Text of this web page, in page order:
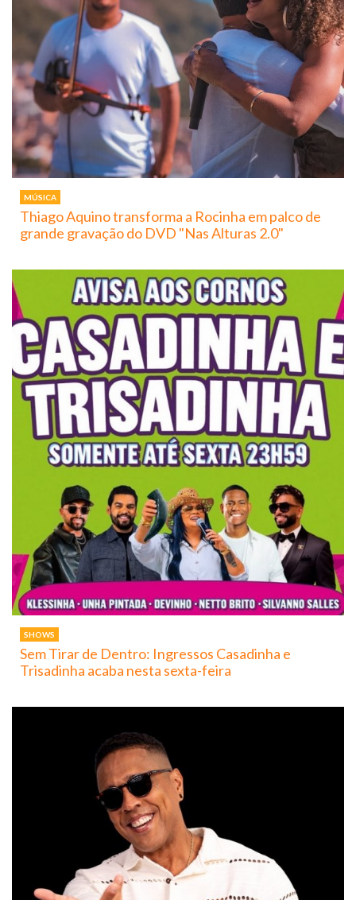
MÚSICA
Thiago Aquino transforma a Rocinha em palco de
grande gravação do DVD "Nas Alturas 2.0"
SHOWS
Sem Tirar de Dentro: Ingressos Casadinha e
Trisadinha acaba nesta sexta-feira